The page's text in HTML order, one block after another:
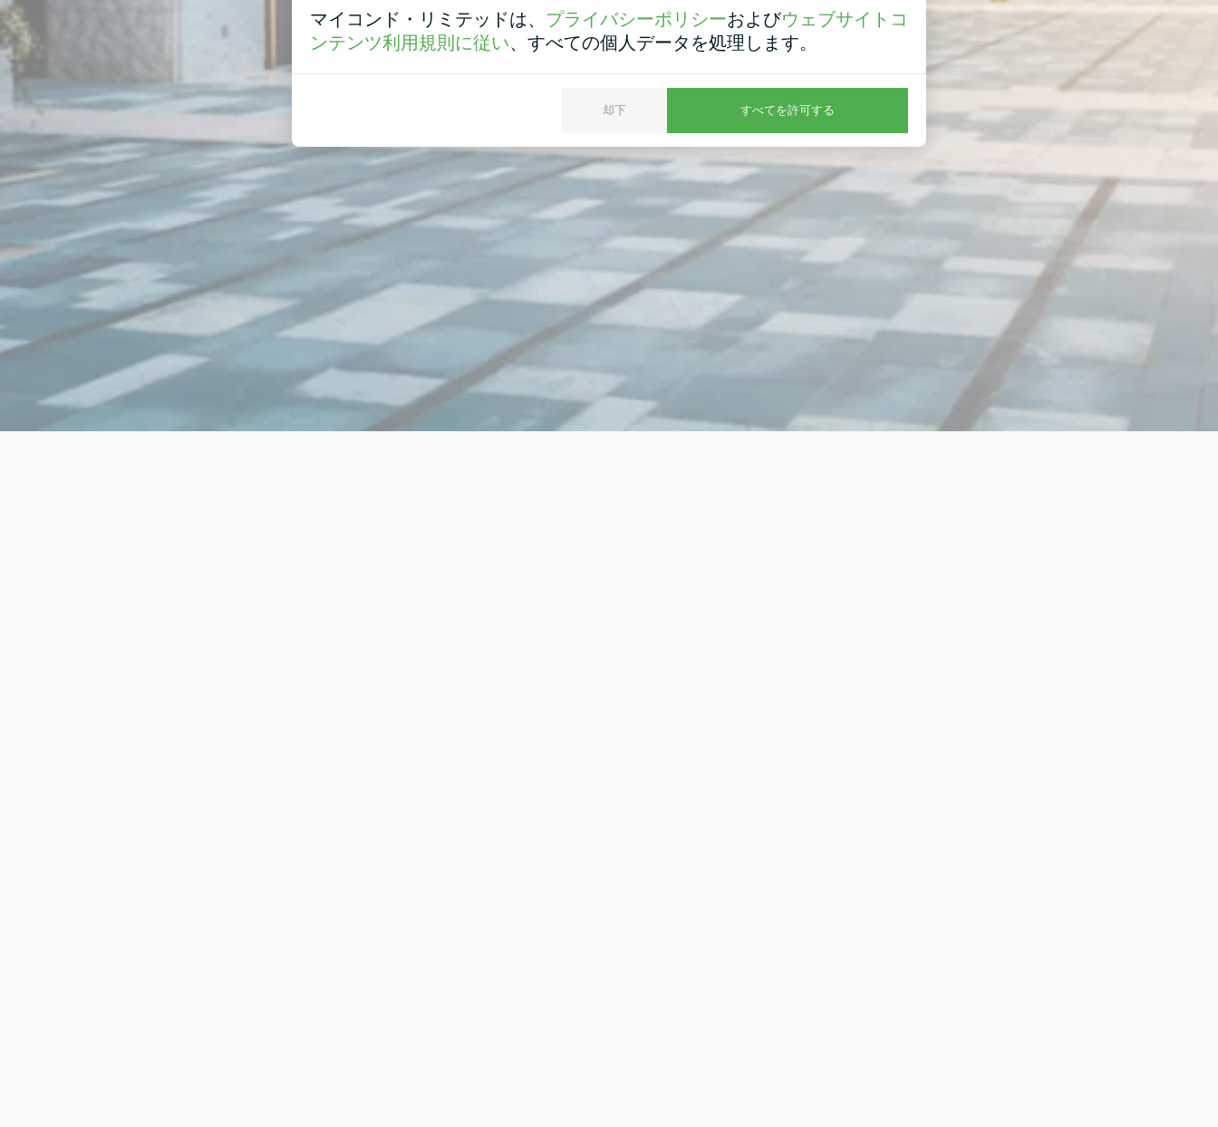
マイコンド・リミテッドは、 プライバシーポリシーおよびウェブサイトコ
ンテンツ利用規則に従い、すべての個人データを処理します。
却下 すべてを許可する